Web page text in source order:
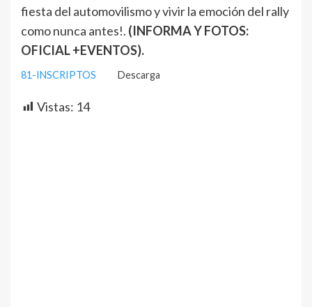
fiesta del automovilismo y vivir la emoción del rally
como nunca antes!. (INFORMA Y FOTOS:
OFICIAL +EVENTOS).
81-INSCRIPTOS Descarga
Vistas: 14